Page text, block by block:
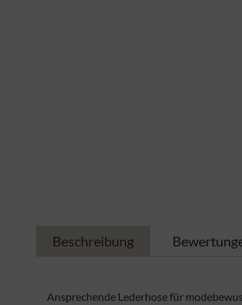
Beschreibung
Ansprechende Lederhose für